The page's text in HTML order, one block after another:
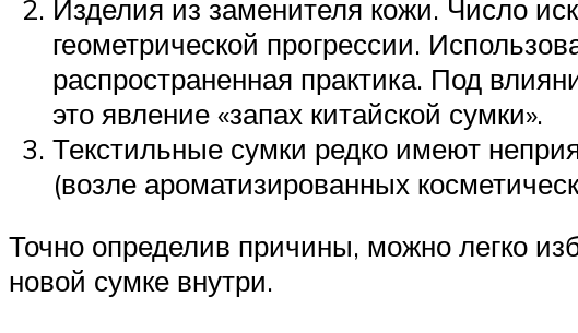
Изделия из заменителя кожи. Число
геометрической прогрессии.
распространенная практика. Под
это явление «запах китайской сумки».
Текстильные сумки редко имеют
(возле ароматизированных
Точно определив причины, можно легко
новой сумке внутри.